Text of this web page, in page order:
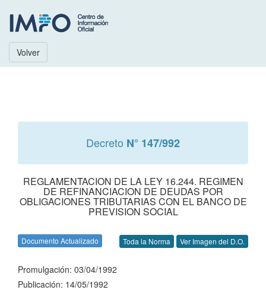
Volver
Decreto N° 147/992
REGLAMENTACION DE LA LEY 16.244. REGIMEN
DE REFINANCIACION DE DEUDAS POR
OBLIGACIONES TRIBUTARIAS CON EL BANCO DE
PREVISION SOCIAL
Documento Actualizado Toda la Norma Ver Imagen del D.O.
Promulgación: 03/04/1992
Publicación: 14/05/1992